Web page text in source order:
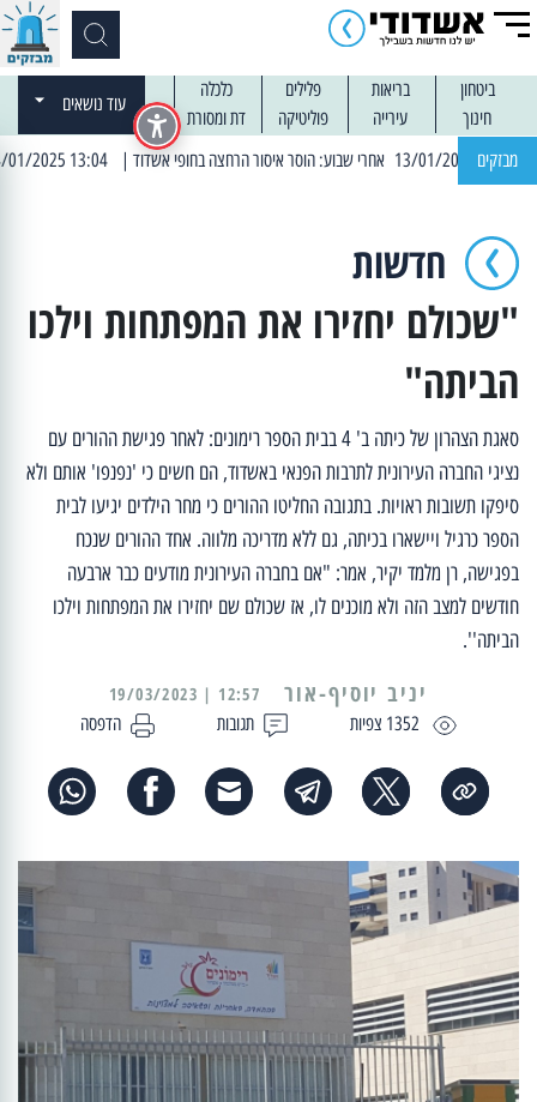
ביטחון בריאות פלילים
כלכלה
חינוך
עירייה פוליטיקה דת ומסורת
עוד נושאים
מבזקים | 13:04 14/01/2025 עובדים בלילות: עבודות קרצוף וריבוד אספלט
חדשות
"שכולם יחזירו את המפתחות וילכו
הביתה"
סאגת הצהרון של כיתה ב' 4 בבית הספר רימונים: לאחר פגישת ההורים עם
נציגי החברה העירונית לתרבות הפנאי באשדוד, הם חשים כי 'נפנפו' אותם ולא
סיפקו תשובות ראויות. בתגובה החליטו ההורים כי מחר הילדים יגיעו לבית
הספר כרגיל ויישארו בכיתה, גם ללא מדריכה מלווה. אחד ההורים שנכח
בפגישה, רן מלמד יקיר, אמר: "אם בחברה העירונית מודעים כבר ארבעה
חודשים למצב הזה ולא מוכנים לו, אז שכולם שם יחזירו את המפתחות וילכו
הביתה''.
1352 צפיות תגובות הדפסה
יניב יוסיף-אור 12:57 | 19/03/2023